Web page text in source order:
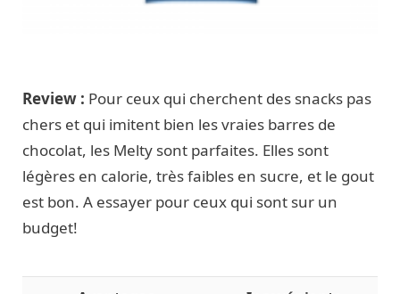
Review : Pour ceux qui cherchent des snacks pas
chers et qui imitent bien les vraies barres de
chocolat, les Melty sont parfaites. Elles sont
légères en calorie, très faibles en sucre, et le gout
est bon. A essayer pour ceux qui sont sur un
budget!